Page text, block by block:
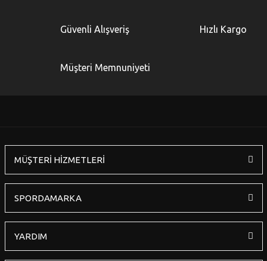
Ürün resmi kalitesiz, bozuk veya görüntülenemiyor.
Gönder
Güvenli Alışveriş Hızlı Kargo
Müşteri Memnuniyeti
MÜŞTERİ HİZMETLERİ
SPORDAMARKA
YARDIM